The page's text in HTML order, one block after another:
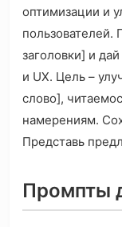
оптимизации и
пользователей.
заголовки] и
и UX. Цель –
слово],
намерениям.
Представь
Промпты